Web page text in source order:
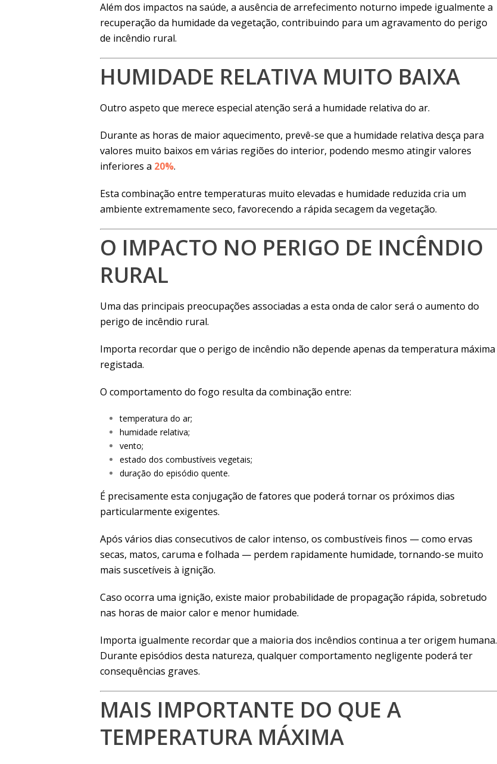
Além dos impactos na saúde, a ausência de arrefecimento noturno impede igualmente a
recuperação da humidade da vegetação, contribuindo para um agravamento do perigo
de incêndio rural.
HUMIDADE RELATIVA MUITO BAIXA
Outro aspeto que merece especial atenção será a humidade relativa do ar.
Durante as horas de maior aquecimento, prevê-se que a humidade relativa desça para
valores muito baixos em várias regiões do interior, podendo mesmo atingir valores
inferiores a 20%.
Esta combinação entre temperaturas muito elevadas e humidade reduzida cria um
ambiente extremamente seco, favorecendo a rápida secagem da vegetação.
O IMPACTO NO PERIGO DE INCÊNDIO
RURAL
Uma das principais preocupações associadas a esta onda de calor será o aumento do
perigo de incêndio rural.
Importa recordar que o perigo de incêndio não depende apenas da temperatura máxima
registada.
O comportamento do fogo resulta da combinação entre:
temperatura do ar;
humidade relativa;
vento;
estado dos combustíveis vegetais;
duração do episódio quente.
É precisamente esta conjugação de fatores que poderá tornar os próximos dias
particularmente exigentes.
Após vários dias consecutivos de calor intenso, os combustíveis finos — como ervas
secas, matos, caruma e folhada — perdem rapidamente humidade, tornando-se muito
mais suscetíveis à ignição.
Caso ocorra uma ignição, existe maior probabilidade de propagação rápida, sobretudo
nas horas de maior calor e menor humidade.
Importa igualmente recordar que a maioria dos incêndios continua a ter origem humana.
Durante episódios desta natureza, qualquer comportamento negligente poderá ter
consequências graves.
MAIS IMPORTANTE DO QUE A
TEMPERATURA MÁXIMA